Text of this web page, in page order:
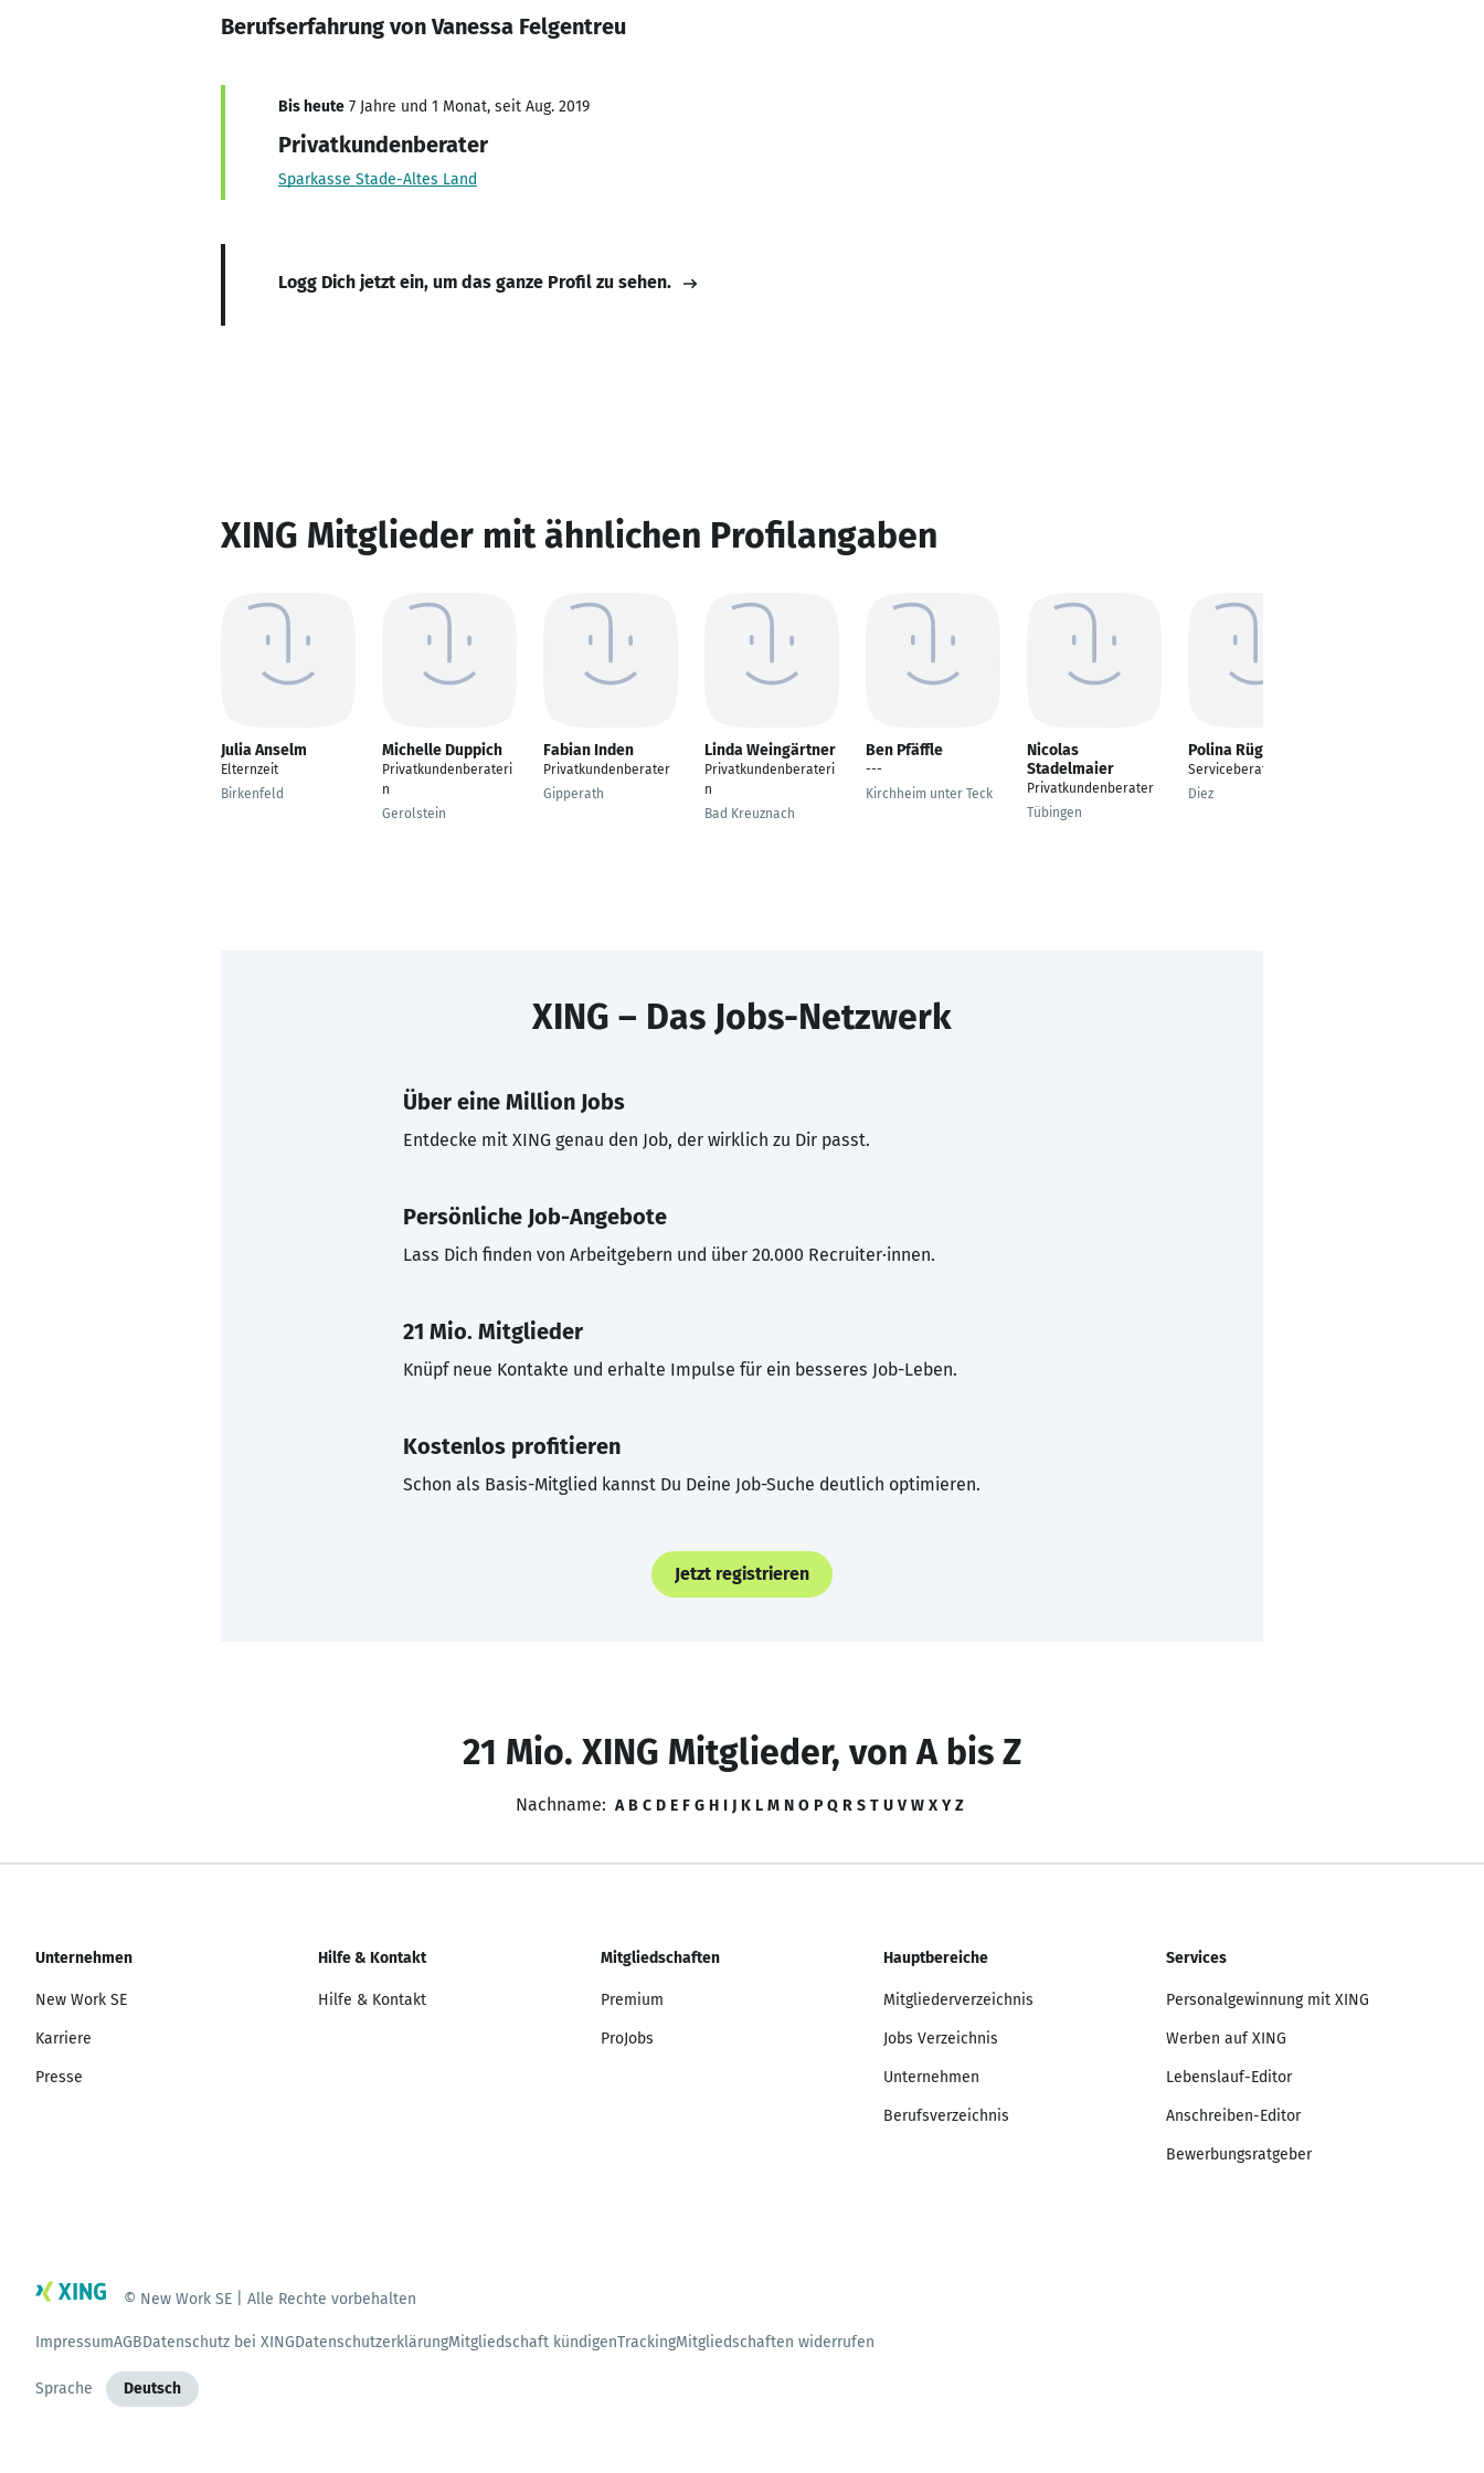
Berufserfahrung von Vanessa Felgentreu
Bis heute 7 Jahre und 1 Monat, seit Aug. 2019
Privatkundenberater
Sparkasse Stade-Altes Land
Logg Dich jetzt ein, um das ganze Profil zu sehen.
XING Mitglieder mit ähnlichen Profilangaben
Julia Anselm
Elternzeit
Birkenfeld
Michelle Duppich
Privatkundenberateri
n
Gerolstein
Fabian Inden
Privatkundenberater
Gipperath
Linda Weingärtner
Privatkundenberateri
n
Bad Kreuznach
Ben Pfäffle
---
Kirchheim unter Teck
Nicolas
Stadelmaier
Privatkundenberater
Tübingen
Polina Rüger
Serviceberaterin
Diez
XING – Das Jobs-Netzwerk
Über eine Million Jobs
Entdecke mit XING genau den Job, der wirklich zu Dir passt.
Persönliche Job-Angebote
Lass Dich finden von Arbeitgebern und über 20.000 Recruiter·innen.
21 Mio. Mitglieder
Knüpf neue Kontakte und erhalte Impulse für ein besseres Job-Leben.
Kostenlos profitieren
Schon als Basis-Mitglied kannst Du Deine Job-Suche deutlich optimieren.
Jetzt registrieren
21 Mio. XING Mitglieder, von A bis Z
Nachname: A B C D E F G H I J K L M N O P Q R S T U V W X Y Z
Unternehmen
New Work SE
Karriere
Presse
Hilfe & Kontakt
Hilfe & Kontakt
Mitgliedschaften
Premium
ProJobs
Hauptbereiche
Mitgliederverzeichnis
Jobs Verzeichnis
Unternehmen
Berufsverzeichnis
Services
Personalgewinnung mit XING
Werben auf XING
Lebenslauf-Editor
Anschreiben-Editor
Bewerbungsratgeber
© New Work SE | Alle Rechte vorbehalten
ImpressumAGBDatenschutz bei XINGDatenschutzerklärungMitgliedschaft kündigenTrackingMitgliedschaften widerrufen
Sprache Deutsch